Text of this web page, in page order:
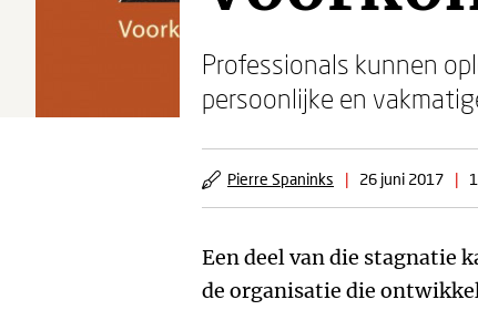
Professionals kunnen
persoonlijke en
Pierre Spaninks | 26 juni 2017 |
Een deel van die stagnatie
de organisatie die